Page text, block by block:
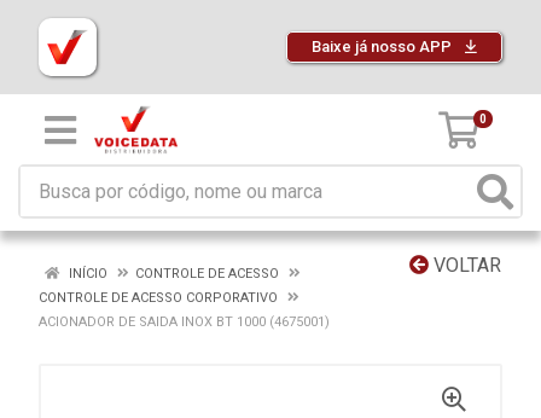
Baixe já nosso APP
0
VOLTAR
INÍCIO
CONTROLE DE ACESSO
CONTROLE DE ACESSO CORPORATIVO
ACIONADOR DE SAIDA INOX BT 1000 (4675001)